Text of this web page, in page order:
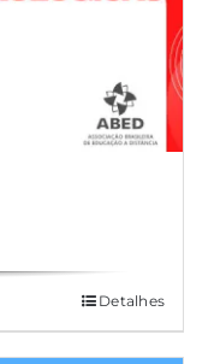
Detalhes